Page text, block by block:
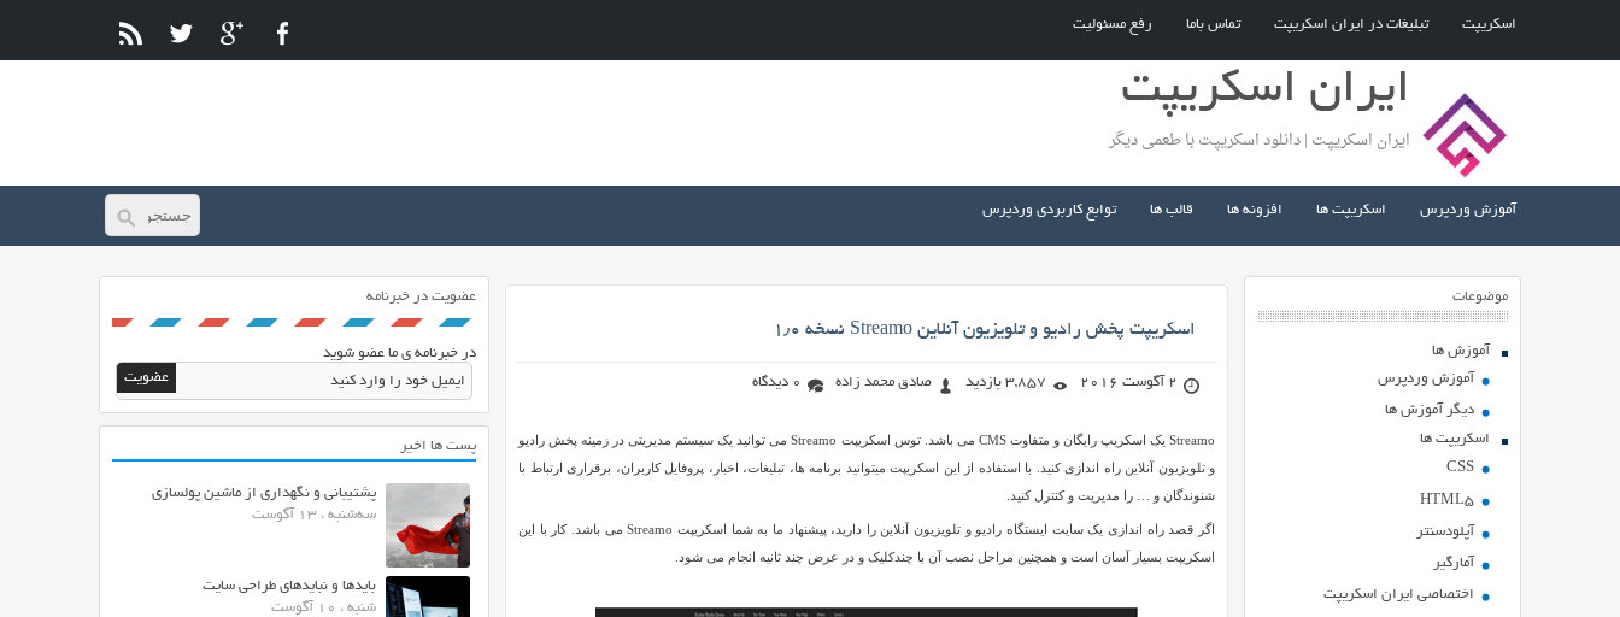
اسکریپت تبلیغات در ایران اسکریپت تماس باما رفع مسئولیت
ایران اسکریپت
ایران اسکریپت | دانلود اسکریپت با طعمی دیگر
آموزش وردپرس اسکریپت ها افزونه ها قالب ها توابع کاربردی وردپرس
موضوعات
آموزش ها
آموزش وردپرس
دیگر آموزش ها
اسکریپت ها
CSS
HTML5
آپلودسنتر
آمارگیر
اختصاصی ایران اسکریپت
اسکریپت پخش رادیو و تلویزیون آنلاین Streamo نسخه ۱٫۰
2 آگوست 2016 3,857 بازدید صادق محمد زاده 0 دیدگاه
Streamo یک اسکریپ رایگان و متفاوت CMS می باشد. توس اسکریپت Streamo می توانید یک سیستم مدیریتی در زمینه پخش رادیو
و تلویزیون آنلاین راه اندازی کنید. با استفاده از این اسکریپت میتوانید برنامه ها، تبلیغات، اخبار، پروفایل کاربران، برقراری ارتباط با
شنوندگان و … را مدیریت و کنترل کنید.
اگر قصد راه اندازی یک سایت ایستگاه رادیو و تلویزیون آنلاین را دارید، پیشنهاد ما به شما اسکریپت Streamo می باشد. کار با این
اسکریپت بسیار آسان است و همچنین مراحل نصب آن با چندکلیک و در عرض چند ثانیه انجام می شود.
عضویت در خبرنامه
در خبرنامه ی ما عضو شوید
پست ها اخیر
پشتیبانی و نگهداری از ماشین پولسازی
سه‌شنبه ، 13 آگوست
بایدها و نبایدهای طراحی سایت
شنبه ، 10 آگوست